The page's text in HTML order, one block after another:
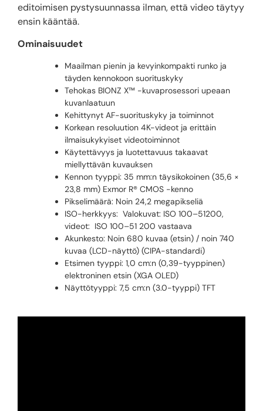
editoimisen pystysuunnassa ilman, että video täytyy
ensin kääntää.
Ominaisuudet
Maailman pienin ja kevyinkompakti runko ja
täyden kennokoon suorituskyky
Tehokas BIONZ X™ -kuvaprosessori upeaan
kuvanlaatuun
Kehittynyt AF-suorituskyky ja toiminnot
Korkean resoluution 4K-videot ja erittäin
ilmaisukykyiset videotoiminnot
Käytettävyys ja luotettavuus takaavat
miellyttävän kuvauksen
Kennon tyyppi: 35 mm:n täysikokoinen (35,6 ×
23,8 mm) Exmor R® CMOS -kenno
Pikselimäärä: Noin 24,2 megapikseliä
ISO-herkkyys: Valokuvat: ISO 100–51200,
videot: ISO 100–51 200 vastaava
Akunkesto: Noin 680 kuvaa (etsin) / noin 740
kuvaa (LCD-näyttö) (CIPA-standardi)
Etsimen tyyppi: 1,0 cm:n (0,39-tyyppinen)
elektroninen etsin (XGA OLED)
Näyttötyyppi: 7,5 cm:n (3.0-tyyppi) TFT